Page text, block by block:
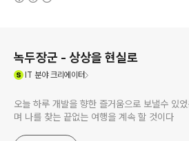
녹두장군 - 상상을 현실로
IT 분야 크리에이터
오늘 하루 개발을 향한 즐거움으로 보낼수 있
며 나를 찾는 끝없는 여행을 계속 할 것이다